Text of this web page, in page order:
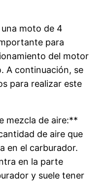
moto de 4
para
del motor
A continuación, se
para realizar este
mezcla de aire:**
de aire que
en el carburador.
en la parte
y suele tener